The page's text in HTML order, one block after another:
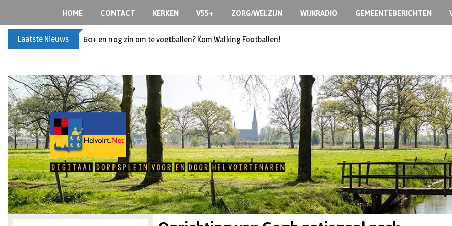
HOME CONTACT KERKEN V55+ ZORG/WELZIJN WIJKRADIO GEMEENTEBERICHTEN
Laatste Nieuws 60+ en nog zin om te voetballen? Kom Walking Footballen!